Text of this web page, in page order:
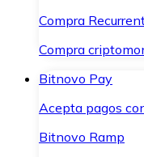
Compra
Compra
Bitnovo Pay
Acepta pagos
Bitnovo Ramp